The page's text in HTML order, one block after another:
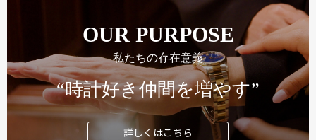
OUR PURPOSE
私たちの存在意義
“時計好き仲間を増やす”
詳しくはこちら